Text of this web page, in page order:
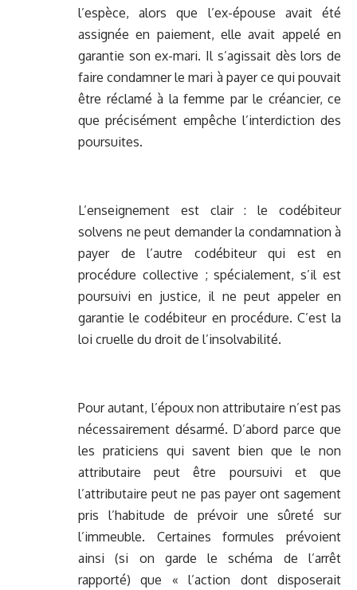
l’espèce, alors que l’ex-épouse avait été
assignée en paiement, elle avait appelé en
garantie son ex-mari. Il s’agissait dès lors de
faire condamner le mari à payer ce qui pouvait
être réclamé à la femme par le créancier, ce
que précisément empêche l’interdiction des
poursuites.
L’enseignement est clair : le codébiteur
solvens ne peut demander la condamnation à
payer de l’autre codébiteur qui est en
procédure collective ; spécialement, s’il est
poursuivi en justice, il ne peut appeler en
garantie le codébiteur en procédure. C’est la
loi cruelle du droit de l’insolvabilité.
Pour autant, l’époux non attributaire n’est pas
nécessairement désarmé. D’abord parce que
les praticiens qui savent bien que le non
attributaire peut être poursuivi et que
l’attributaire peut ne pas payer ont sagement
pris l’habitude de prévoir une sûreté sur
l’immeuble. Certaines formules prévoient
ainsi (si on garde le schéma de l’arrêt
rapporté) que « l’action dont disposerait